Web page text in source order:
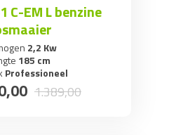
C-EM L benzine
2,2 Kw
185 cm
Professioneel
,00 1.389,00